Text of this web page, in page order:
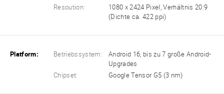
Resoution:
1080 x 2424 Pixel, Verhältnis 20:9
(Dichte ca. 422 ppi)
Platform: Betriebssystem:
Android 16, bis zu 7 große Android-
Upgrades
Chipset:
Google Tensor G5 (3 nm)